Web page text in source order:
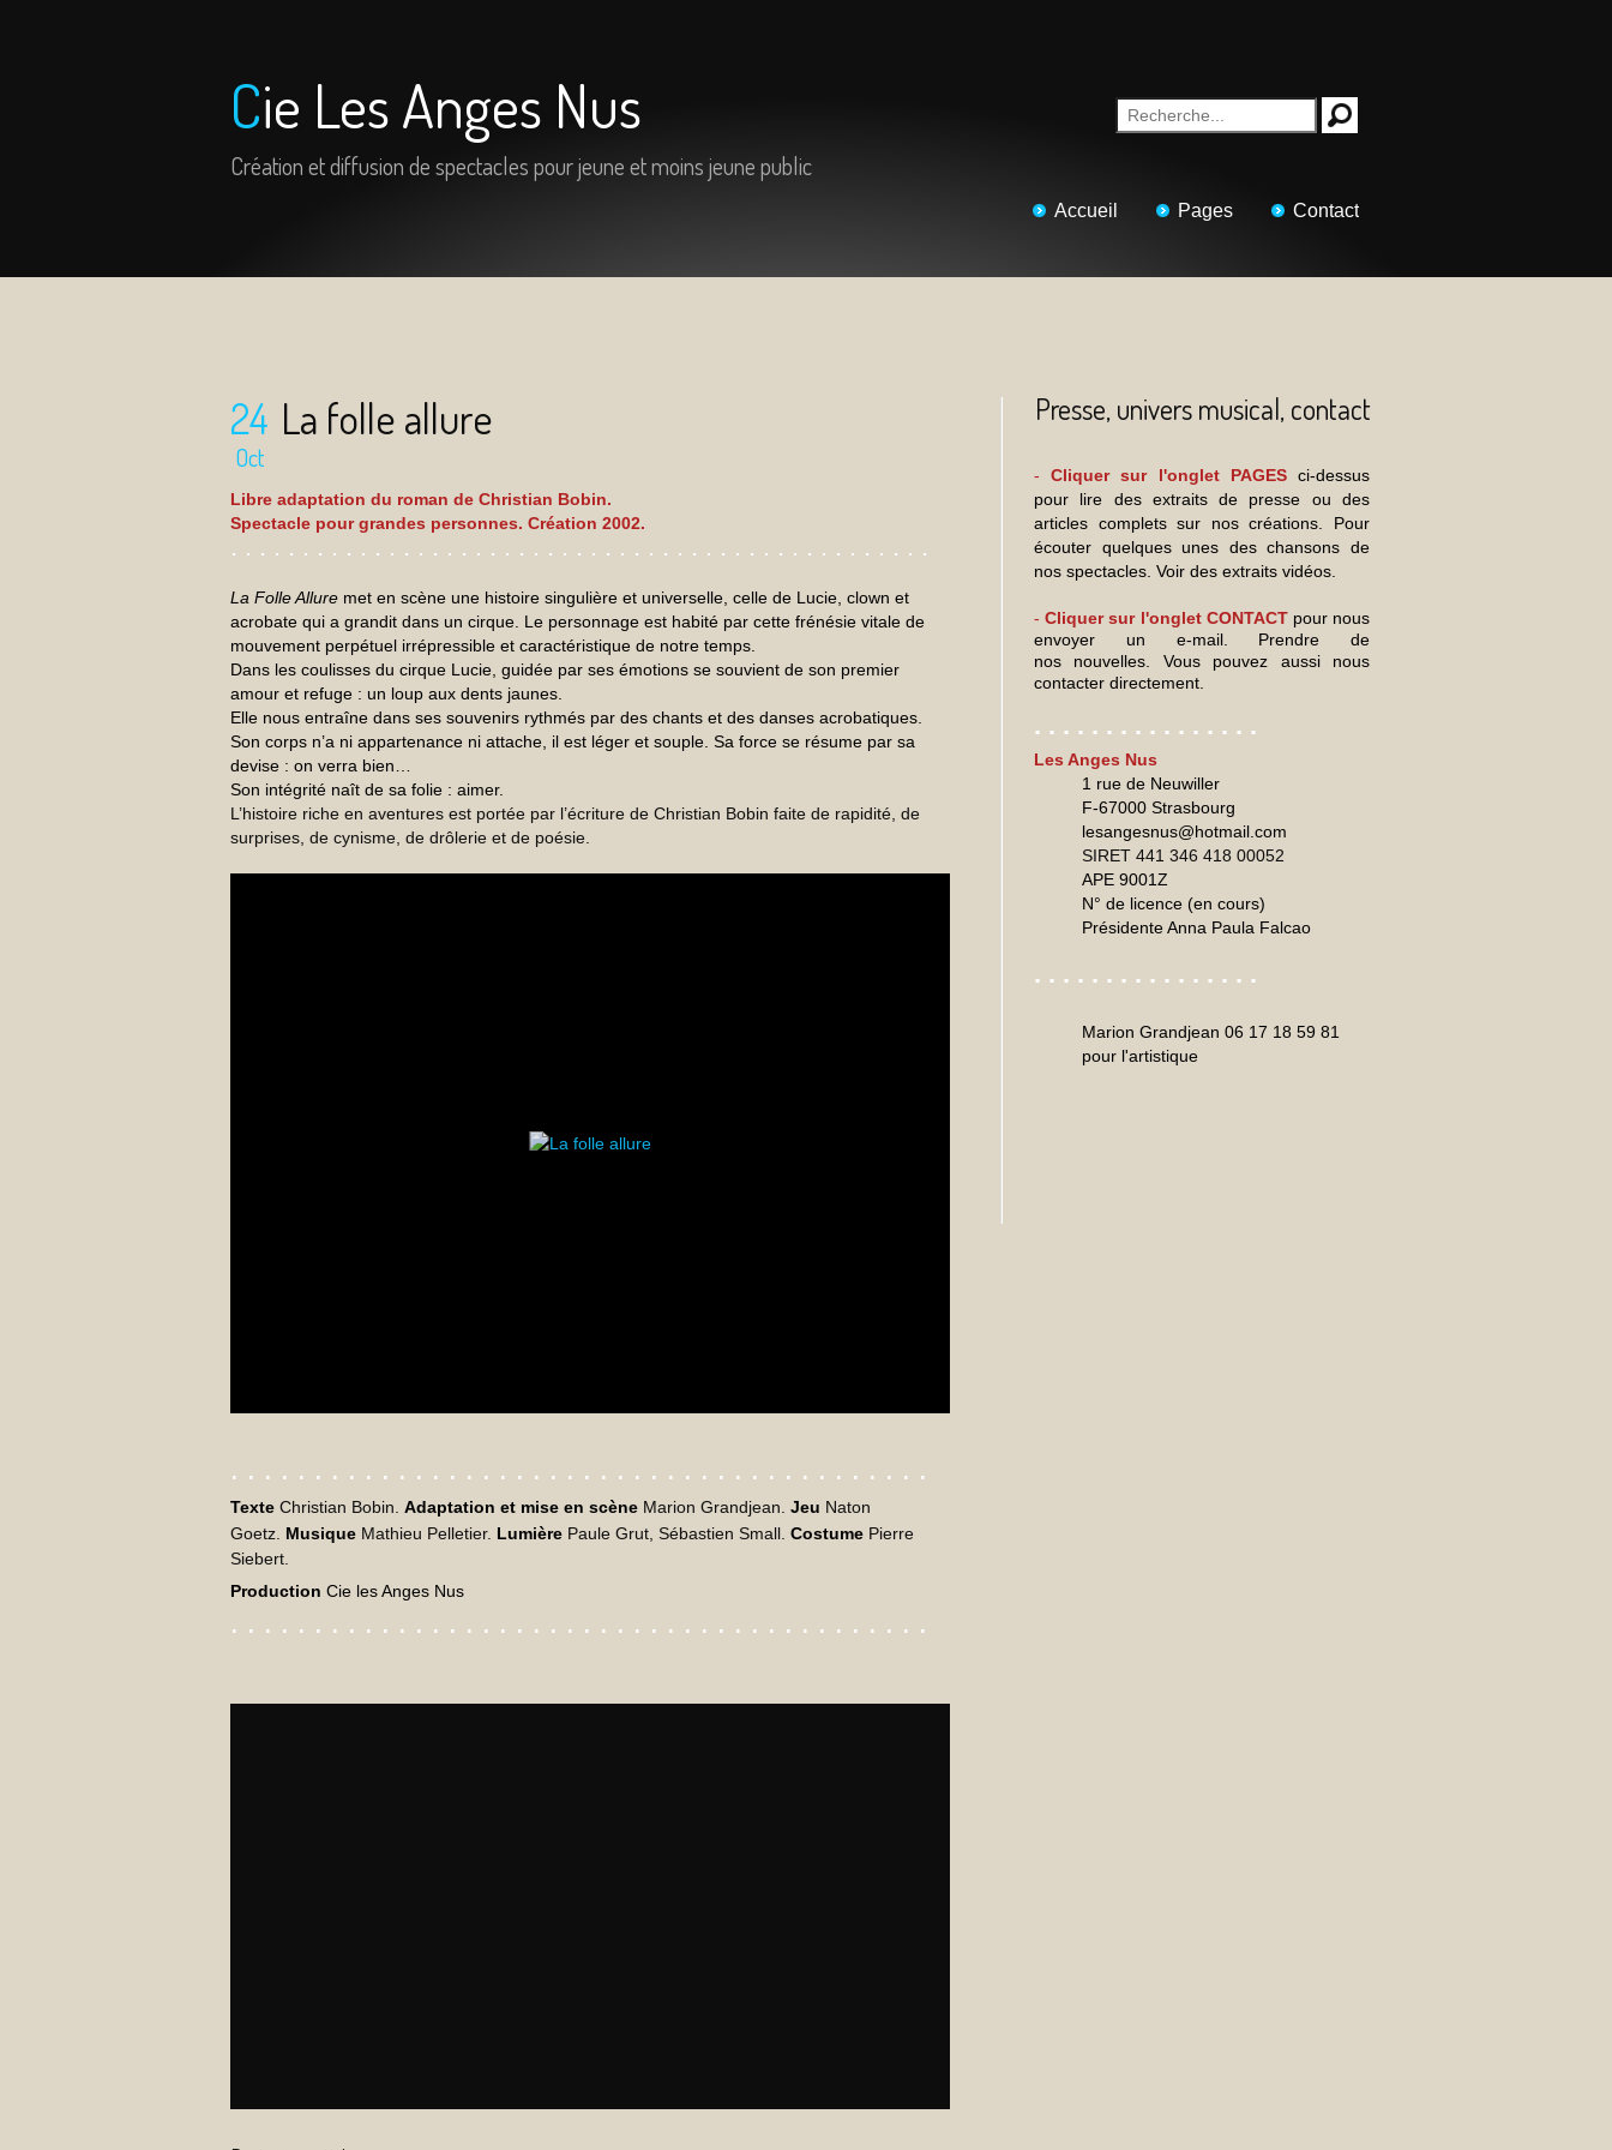
Cie Les Anges Nus
Création et diffusion de spectacles pour jeune et moins jeune public
Accueil Pages Contact
24
Oct
La folle allure
Libre adaptation du roman de Christian Bobin.
Spectacle pour grandes personnes. Création 2002.
. . . . . . . . . . . . . . . . . . . . . . . . . . . . . . . . . . . . . . . . . . . . . . . . .
La Folle Allure met en scène une histoire singulière et universelle, celle de Lucie, clown et
acrobate qui a grandit dans un cirque. Le personnage est habité par cette frénésie vitale de
mouvement perpétuel irrépressible et caractéristique de notre temps.
Dans les coulisses du cirque Lucie, guidée par ses émotions se souvient de son premier
amour et refuge : un loup aux dents jaunes.
Elle nous entraîne dans ses souvenirs rythmés par des chants et des danses acrobatiques.
Son corps n’a ni appartenance ni attache, il est léger et souple. Sa force se résume par sa
devise : on verra bien…
Son intégrité naît de sa folie : aimer.
L’histoire riche en aventures est portée par l’écriture de Christian Bobin faite de rapidité, de
surprises, de cynisme, de drôlerie et de poésie.
. . . . . . . . . . . . . . . . . . . . . . . . . . . . . . . . . . . . . . . . . .
Texte Christian Bobin. Adaptation et mise en scène Marion Grandjean. Jeu Naton
Goetz. Musique Mathieu Pelletier. Lumière Paule Grut, Sébastien Small. Costume Pierre
Siebert.
Production Cie les Anges Nus
. . . . . . . . . . . . . . . . . . . . . . . . . . . . . . . . . . . . . . . . . .
Presse, univers musical, contact
-Cliquer sur l'onglet PAGESci-dessus
pour lire des extraits de presse ou des
articles complets sur nos créations. Pour
écouter quelques unes des chansons de
nos spectacles. Voir des extraits vidéos.
-Cliquer sur l'onglet CONTACT pour nous
envoyer un e-mail. Prendre de
nos nouvelles. Vous pouvez aussi nous
contacter directement.
. . . . . . . . . . . . . . . .
Les Anges Nus
1 rue de Neuwiller
F-67000 Strasbourg
lesangesnus@hotmail.com
SIRET 441 346 418 00052
APE 9001Z
N° de licence (en cours)
Présidente Anna Paula Falcao
. . . . . . . . . . . . . . . .
Marion Grandjean 06 17 18 59 81
pour l'artistique